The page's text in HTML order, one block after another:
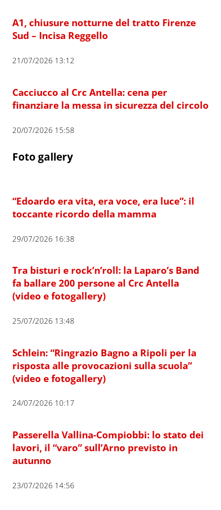
A1, chiusure notturne del tratto Firenze
Sud – Incisa Reggello
21/07/2026 13:12
Cacciucco al Crc Antella: cena per
finanziare la messa in sicurezza del circolo
20/07/2026 15:58
Foto gallery
“Edoardo era vita, era voce, era luce”: il
toccante ricordo della mamma
29/07/2026 16:38
Tra bisturi e rock’n’roll: la Laparo’s Band
fa ballare 200 persone al Crc Antella
(video e fotogallery)
25/07/2026 13:48
Schlein: “Ringrazio Bagno a Ripoli per la
risposta alle provocazioni sulla scuola”
(video e fotogallery)
24/07/2026 10:17
Passerella Vallina-Compiobbi: lo stato dei
lavori, il “varo” sull’Arno previsto in
autunno
23/07/2026 14:56